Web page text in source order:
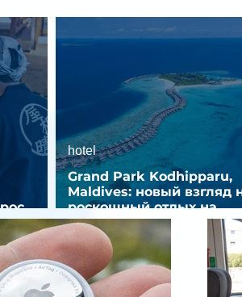
звезд
Grand Park Kodhipparu,
Maldives: новый взгляд
роскошный отдых на
Мальдивах
hotel